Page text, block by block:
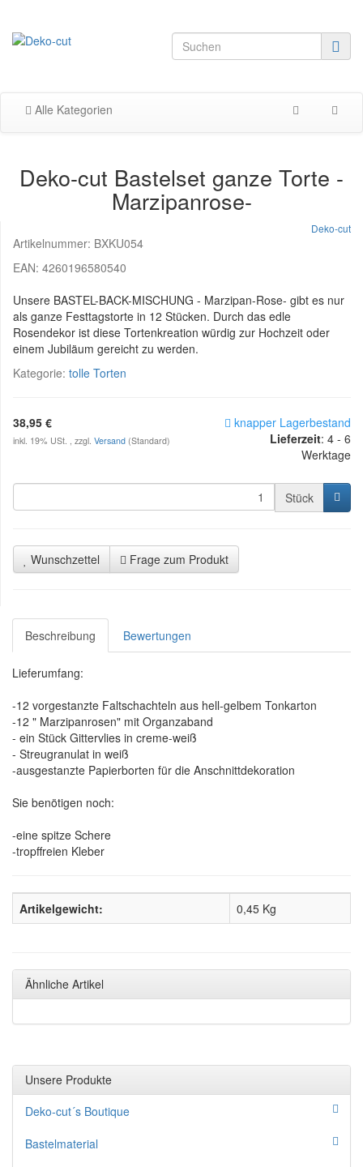
Alle Kategorien
Deko-cut Bastelset ganze Torte -
Marzipanrose-
Deko-cut
Artikelnummer: BXKU054
EAN: 4260196580540
Unsere BASTEL-BACK-MISCHUNG - Marzipan-Rose- gibt es nur
als ganze Festtagstorte in 12 Stücken. Durch das edle
Rosendekor ist diese Tortenkreation würdig zur Hochzeit oder
einem Jubiläum gereicht zu werden.
Kategorie: tolle Torten
38,95 €
inkl. 19% USt. , zzgl. Versand (Standard)
knapper Lagerbestand
Lieferzeit: 4 - 6
Werktage
Stück
Wunschzettel Frage zum Produkt
Beschreibung Bewertungen
Lieferumfang:
-12 vorgestanzte Faltschachteln aus hell-gelbem Tonkarton
-12 " Marzipanrosen" mit Organzaband
- ein Stück Gittervlies in creme-weiß
- Streugranulat in weiß
-ausgestanzte Papierborten für die Anschnittdekoration
Sie benötigen noch:
-eine spitze Schere
-tropffreien Kleber
Artikelgewicht: 0,45 Kg
Ähnliche Artikel
Unsere Produkte
Deko-cut´s Boutique
Bastelmaterial